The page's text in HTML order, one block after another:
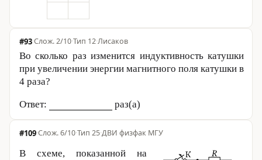
#93· 2/10·Тип 12·Лисаков
Во сколько раз изменится индуктивность катушки
при увеличении энергии магнитного поля катушки в
4 раза?
Ответ: раз(а)
#109· 6/10·Тип 25·ДВИ физфак МГУ
В схеме, показанной на